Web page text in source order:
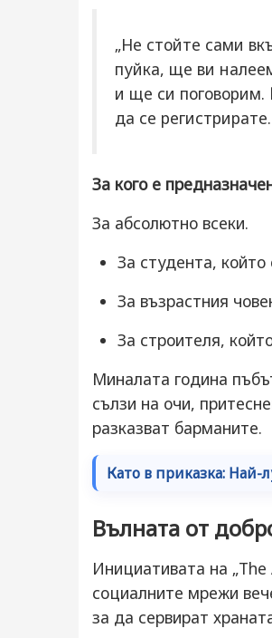
„Не стойте сами
пуйка, ще ви
и ще си поговорим.
да се
За кого е
За абсолютно всеки.
За студента,
За възрастния
За строителя,
Миналата година
сълзи на очи,
разказват барманите.
Като в приказка: Най-
Вълната от
Инициативата на
социалните мрежи
за да сервират